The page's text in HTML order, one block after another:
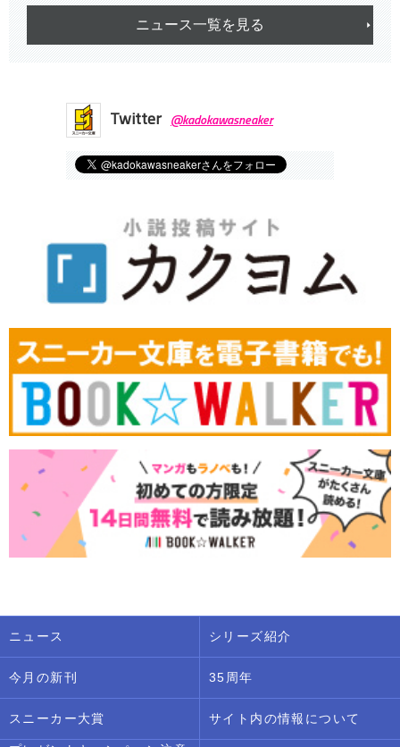
ニュース一覧を見る
Twitter @kadokawasneaker
ニュース シリーズ紹介
今月の新刊 35周年
スニーカー大賞 サイト内の情報について